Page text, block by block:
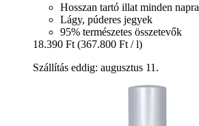
Hosszan tartó illat minden napra
Lágy, púderes jegyek
95% természetes összetevők
18.390 Ft (367.800 Ft / l)
Szállítás eddig: augusztus 11.